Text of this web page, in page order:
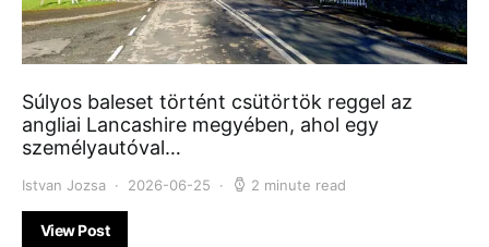
Súlyos baleset történt csütörtök reggel az
angliai Lancashire megyében, ahol egy
személyautóval…
Istvan Jozsa 2026-06-25 2 minute read
View Post